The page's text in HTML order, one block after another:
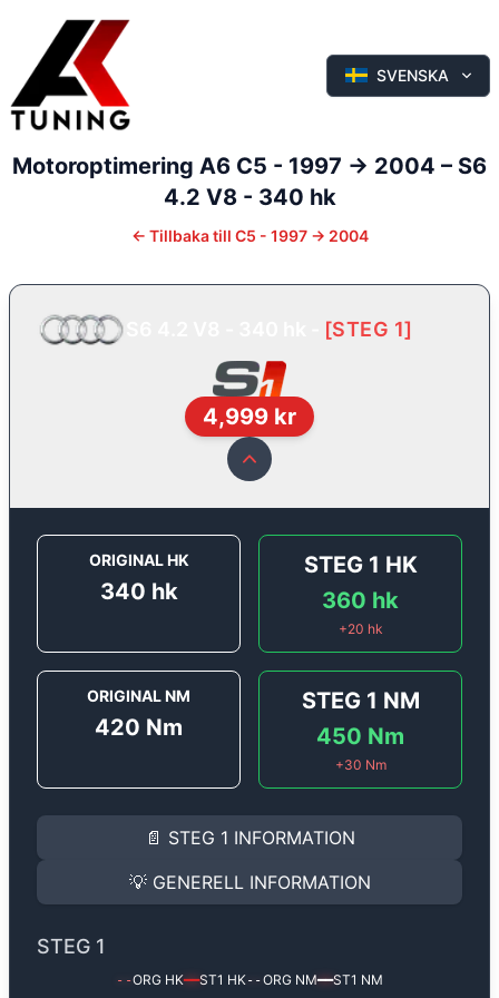
SVENSKA
Motoroptimering A6 C5 - 1997 -> 2004 – S6
4.2 V8 - 340 hk
← Tillbaka till C5 - 1997 -> 2004
[STEG 1]
4,999 kr
ORIGINAL HK
340 hk
STEG 1 HK
360 hk
+20 hk
ORIGINAL NM
420 Nm
STEG 1 NM
450 Nm
+30 Nm
📄 STEG 1 INFORMATION
INFORMATION
Steg 1
Audi A6 S6 4.2 V8 - 340
Effekten ökar från340 hktill360 hkoch
(+20 hk & +30 Nm).
Ger mer effekt, högre vridmoment, lägre
Steg 1 mjukvara justerar vi ett antal
💡 GENERELL INFORMATION
✅ All mjukvara är skräddarsydd för din bil
✅ Felsökning inann samt efter optimering
STEG 1
--ORG HK━━ST1 HK--ORG NM━━ST1 NM